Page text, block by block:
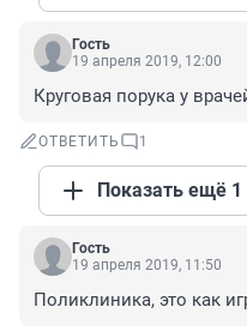
Гость
19 апреля 2019, 12:00
Круговая порука у
ОТВЕТИТЬ 1
Показать ещё 1
Гость
19 апреля 2019, 11:50
Поликлиника, это как